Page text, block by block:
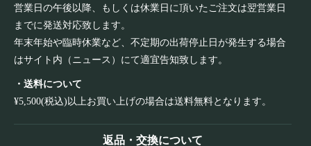
営業日の午後以降、もしくは休業日に頂いたご注文は翌営業日
までに発送対応致します。
年末年始や臨時休業など、不定期の出荷停止日が発生する場合
はサイト内（ニュース）にて適宜告知致します。
・送料について
¥5,500(税込)以上お買い上げの場合は送料無料となります。
返品・交換について